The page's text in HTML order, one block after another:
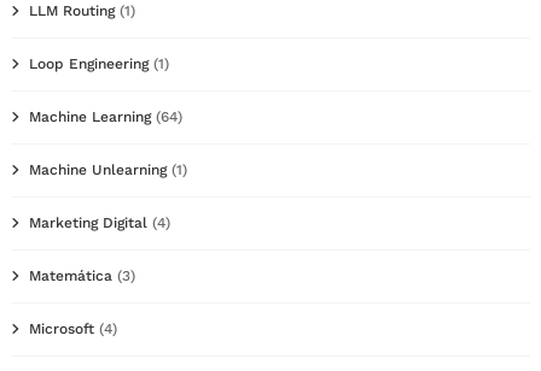
LLM Routing(1)
Loop Engineering(1)
Machine Learning(64)
Machine Unlearning(1)
Marketing Digital (4)
Matemática (3)
Microsoft (4)